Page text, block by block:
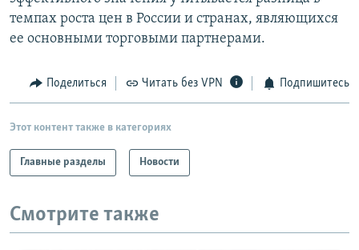
Все сайты РСЕ/РС
темпах роста цен в России и странах, являющихся
ее основными торговыми партнерами.
Поделиться Читать без VPN Подпишитесь
Этот контент также в категориях
Главные разделы Новости
Смотрите также